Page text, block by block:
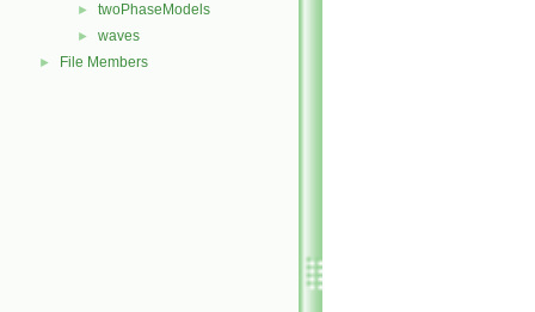
► twoPhaseModels
► waves
► File Members